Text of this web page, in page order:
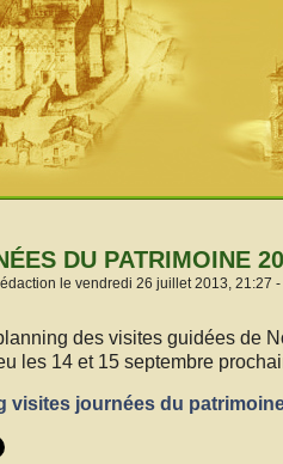
DU PATRIMOINE
le vendredi 26 juillet 2013, 21:27 -
des visites guidées de
les 14 et 15 septembre
visites journées du